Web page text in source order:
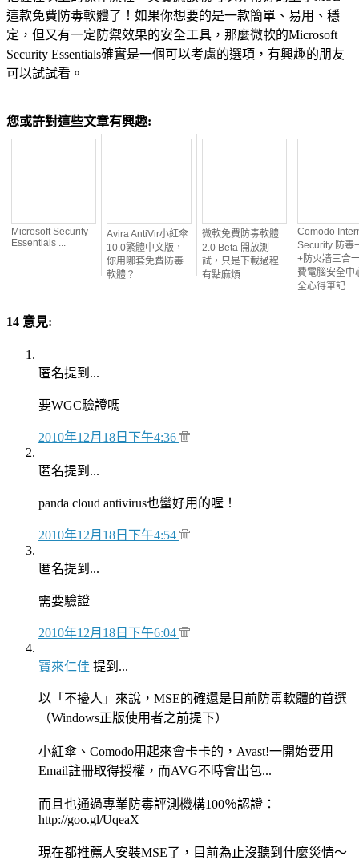
這款免費防毒軟體了！如果你想要的是一款簡單、易用、穩
定，但又有一定防禦效果的安全工具，那麼微軟的Microsoft
Security Essentials確實是一個可以考慮的選項，有興趣的朋友
可以試試看。
您或許對這些文章有興趣:
Microsoft Security
Essentials ...
Avira AntiVir小紅傘
10.0繁體中文版，
你用哪套免費防毒
軟體？
微軟免費防毒軟體
2.0 Beta 開放測
試，只是下載過程
有點麻煩
Comodo
Security 防毒
+防火牆三合
費電腦安全中
全心得筆記
14 意見:
匿名提到...
要WGC驗證嗎
2010年12月18日下午4:36
匿名提到...
panda cloud antivirus也蠻好用的喔！
2010年12月18日下午4:54
匿名提到...
需要驗證
2010年12月18日下午6:04
寶來仁佳 提到...
以「不擾人」來說，MSE的確還是目前防毒軟體的首選
（Windows正版使用者之前提下）
小紅傘、Comodo用起來會卡卡的，Avast!一開始要用
Email註冊取得授權，而AVG不時會出包...
而且也通過專業防毒評測機構100％認證：
http://goo.gl/UqeaX
現在都推薦人安裝MSE了，目前為止沒聽到什麼災情～